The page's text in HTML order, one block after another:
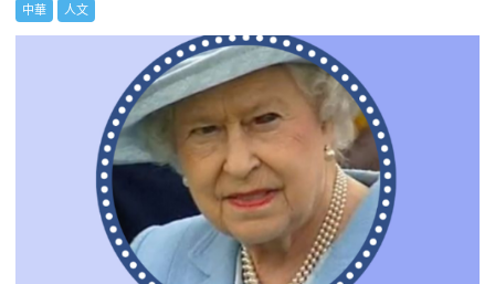
中華 人文